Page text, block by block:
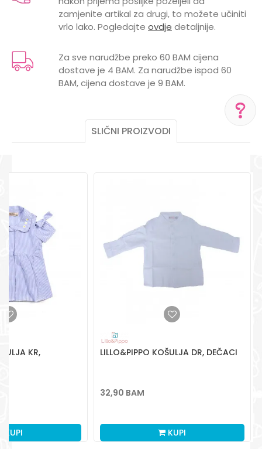
POMOĆ PRI KUPOVINI
Pon-Subota: 09:00-
15:00h
aksaonlinebih@aksabih.ba
Brend
LILLO&PIPPO
Email
zamjenite artikal za drugi, to možete učiniti
vrlo lako. Pogledajte ovdje detaljnije.
Za sve narudžbe preko 60 BAM cijena
dostave je 4 BAM. Za narudžbe ispod 60
BAM, cijena dostave je 9 BAM.
SLIČNI PROIZVODI
KR,
KUPI
LILLO&PIPPO KOŠULJA DR, DEČACI
32,90 BAM
KUPI